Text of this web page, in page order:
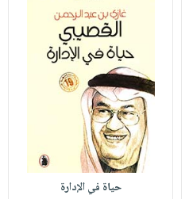
حياة في الإدارة